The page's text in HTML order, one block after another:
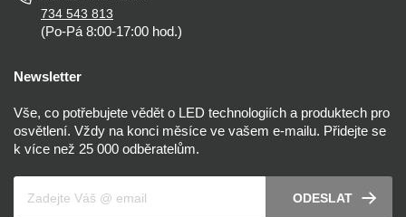
734 543 813
(Po-Pá 8:00-17:00 hod.)
Newsletter
Vše, co potřebujete vědět o LED technologiích a produktech pro
osvětlení. Vždy na konci měsíce ve vašem e-mailu. Přidejte se
k více než 25 000 odběratelům.
ODESLAT